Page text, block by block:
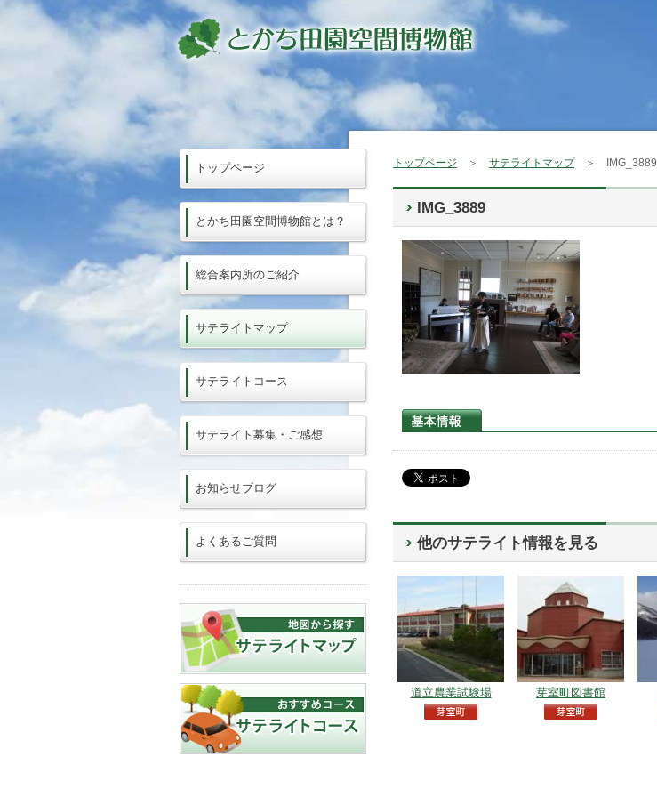
トップページ ＞ サテライトマップ＞ IMG_3889
IMG_3889
他のサテライト情報を見る
道立農業試験場 芽室町図書館
トップページ
とかち田園空間博物館とは？
総合案内所のご紹介
サテライトマップ
サテライトコース
サテライト募集・ご感想
お知らせブログ
よくあるご質問